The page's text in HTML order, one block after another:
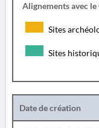
Alignements avec
Sites
Sites
Date de création